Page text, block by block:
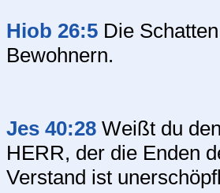
Hiob 26:5 Die
Bewohnern.
Jes 40:28 Weißt du
HERR, der die Enden
Verstand ist